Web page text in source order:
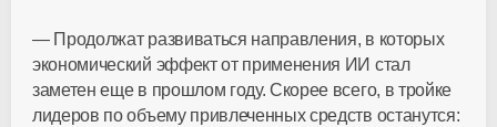
— Продолжат развиваться направления, в которых
экономический эффект от применения ИИ стал
заметен еще в прошлом году. Скорее всего, в тройке
лидеров по объему привлеченных средств останутся: